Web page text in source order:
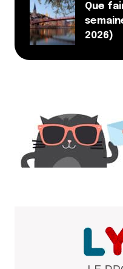
Que
2026)